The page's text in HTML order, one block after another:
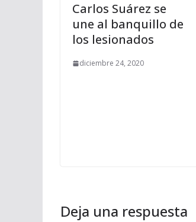
Carlos Suárez se
une al banquillo de
los lesionados
diciembre 24, 2020
Deja una respuesta